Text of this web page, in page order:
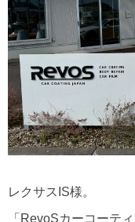
レクサスIS様。
「RevoSカーコーティ